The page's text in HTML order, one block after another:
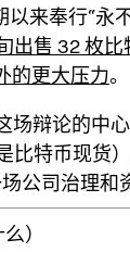
来奉行“永
出售 32 枚
的更大压力。
场辩论的中
比特币现货
公司治理和
）